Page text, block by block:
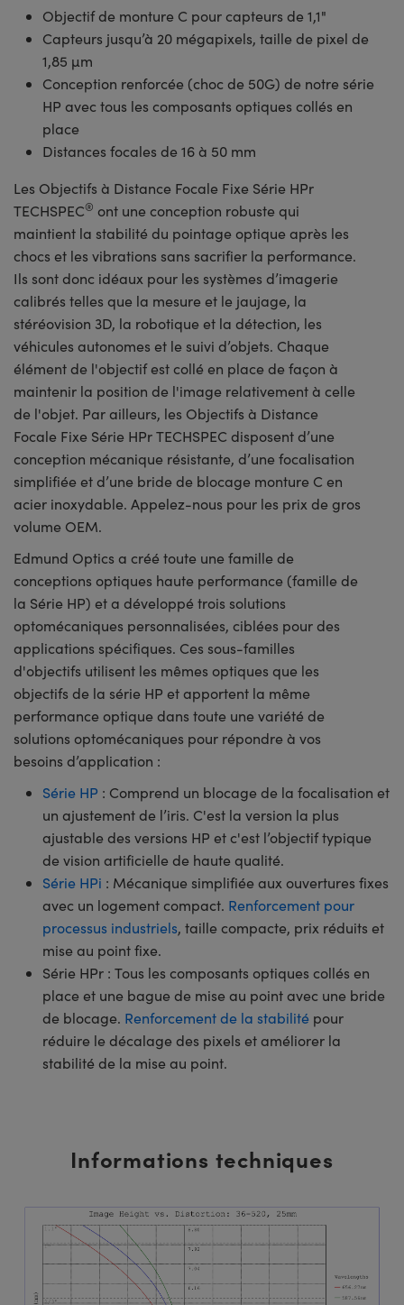
Objectif de monture C pour capteurs de 1,1"
Capteurs jusqu’à 20 mégapixels, taille de pixel de
1,85 µm
Conception renforcée (choc de 50G) de notre série
HP avec tous les composants optiques collés en
place
Distances focales de 16 à 50 mm
Les Objectifs à Distance Focale Fixe Série HPr
TECHSPEC® ont une conception robuste qui
maintient la stabilité du pointage optique après les
chocs et les vibrations sans sacrifier la performance.
Ils sont donc idéaux pour les systèmes d’imagerie
calibrés telles que la mesure et le jaujage, la
stéréovision 3D, la robotique et la détection, les
véhicules autonomes et le suivi d’objets. Chaque
élément de l'objectif est collé en place de façon à
maintenir la position de l'image relativement à celle
de l'objet. Par ailleurs, les Objectifs à Distance
Focale Fixe Série HPr TECHSPEC disposent d’une
conception mécanique résistante, d’une focalisation
simplifiée et d’une bride de blocage monture C en
acier inoxydable. Appelez-nous pour les prix de gros
volume OEM.
Edmund Optics a créé toute une famille de
conceptions optiques haute performance (famille de
la Série HP) et a développé trois solutions
optomécaniques personnalisées, ciblées pour des
applications spécifiques. Ces sous-familles
d'objectifs utilisent les mêmes optiques que les
objectifs de la série HP et apportent la même
performance optique dans toute une variété de
solutions optomécaniques pour répondre à vos
besoins d’application :
Série HP : Comprend un blocage de la focalisation et
un ajustement de l’iris. C'est la version la plus
ajustable des versions HP et c'est l’objectif typique
de vision artificielle de haute qualité.
Série HPi : Mécanique simplifiée aux ouvertures fixes
avec un logement compact. Renforcement pour
processus industriels, taille compacte, prix réduits et
mise au point fixe.
Série HPr : Tous les composants optiques collés en
place et une bague de mise au point avec une bride
de blocage. Renforcement de la stabilité pour
réduire le décalage des pixels et améliorer la
stabilité de la mise au point.
Informations techniques